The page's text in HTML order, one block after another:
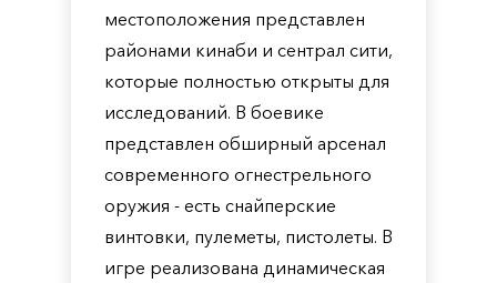
местоположения представлен
районами кинаби и сентрал сити,
которые полностью открыты для
исследований. В боевике
представлен обширный арсенал
современного огнестрельного
оружия - есть снайперские
винтовки, пулеметы, пистолеты. В
игре реализована динамическая